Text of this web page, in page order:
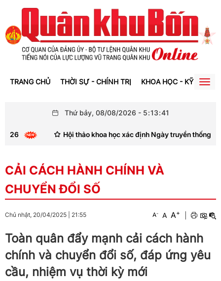
TRANG CHỦ THỜI SỰ - CHÍNH TRỊ KHOA HỌC - KỸ THUẬT
Thứ bảy, 08/08/2026 - 5:13:42
Hội thảo khoa học xác định Ngày truyền thống lực lượng
CẢI CÁCH HÀNH CHÍNH VÀ
CHUYỂN ĐỔI SỐ
Chủ nhật, 20/04/2025 21:55 A- A A+
Toàn quân đẩy mạnh cải cách hành
chính và chuyển đổi số, đáp ứng yêu
cầu, nhiệm vụ thời kỳ mới